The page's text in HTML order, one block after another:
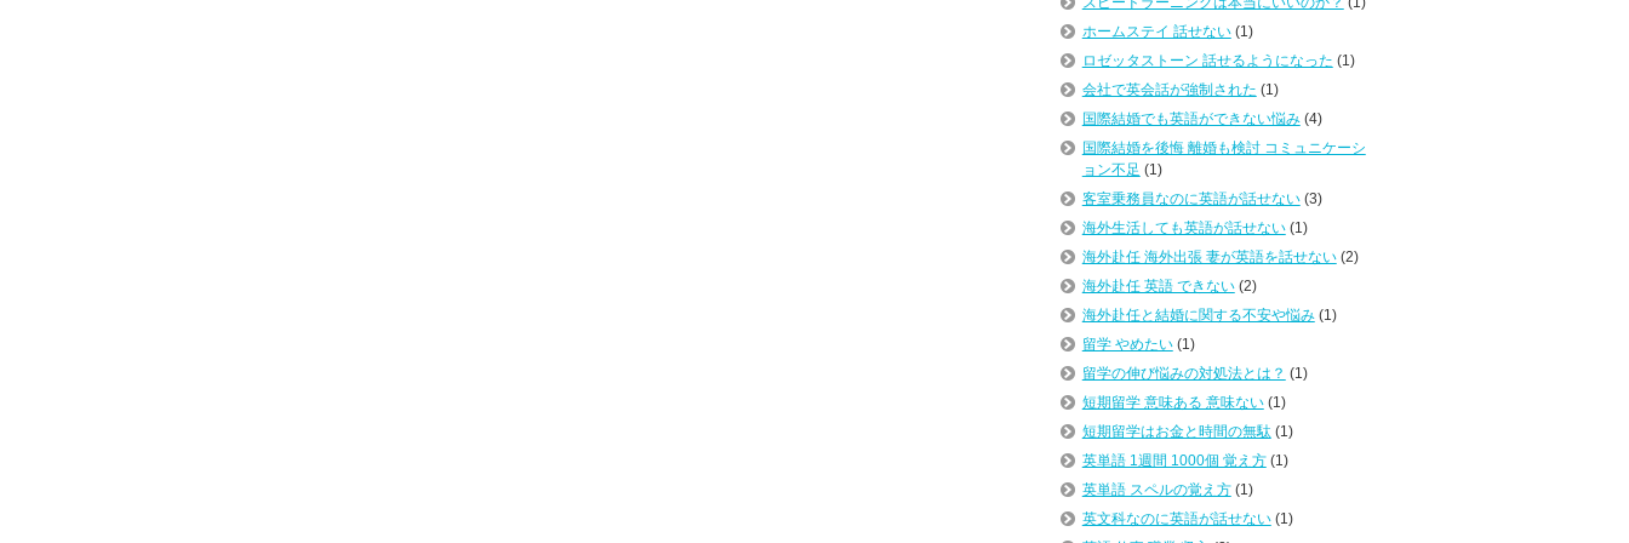
ホームステイ 話せない(1)
ロゼッタストーン 話せるようになった (1)
会社で英会話が強制された (1)
国際結婚でも英語ができない悩み(4)
国際結婚を後悔 離婚も検討 コミュニケーシ
ョン不足 (1)
客室乗務員なのに英語が話せない(3)
海外生活しても英語が話せない(1)
海外赴任 海外出張 妻が英語を話せない(2)
海外赴任 英語 できない(2)
海外赴任と結婚に関する不安や悩み(1)
留学 やめたい(1)
留学の伸び悩みの対処法とは？ (1)
短期留学 意味ある 意味ない(1)
短期留学はお金と時間の無駄 (1)
英単語 1週間 1000個 覚え方(1)
英単語 スペルの覚え方(1)
英文科なのに英語が話せない(1)